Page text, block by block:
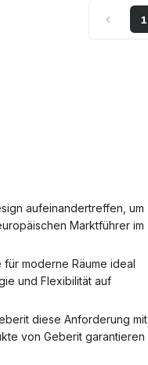
1
aufeinandertreffen, um
Marktführer im
moderne Räume ideal
und Flexibilität auf
diese Anforderung mit
von Geberit garantieren